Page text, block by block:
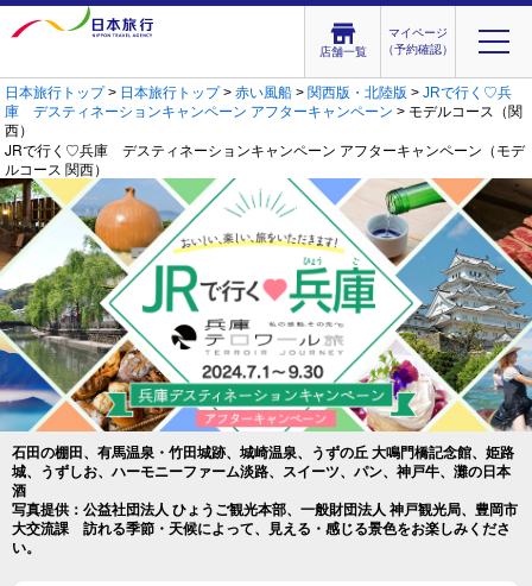
店舗一覧
マイページ
（予約確認）
日本旅行トップ> 日本旅行トップ>赤い風船 > 関西版・北陸版 >JRで行く♡兵
庫 デスティネーションキャンペーン アフターキャンペーン > モデルコース（関
西）
JRで行く♡兵庫 デスティネーションキャンペーン アフターキャンペーン（モデ
ルコース 関西）
石田の棚田、有馬温泉・竹田城跡、城崎温泉、うずの丘 大鳴門橋記念館、姫路
城、うずしお、ハーモニーファーム淡路、スイーツ、パン、神戸牛、灘の日本
酒
写真提供：公益社団法人 ひょうご観光本部、一般財団法人 神戸観光局、豊岡市
大交流課 訪れる季節・天候によって、見える・感じる景色をお楽しみくださ
い。